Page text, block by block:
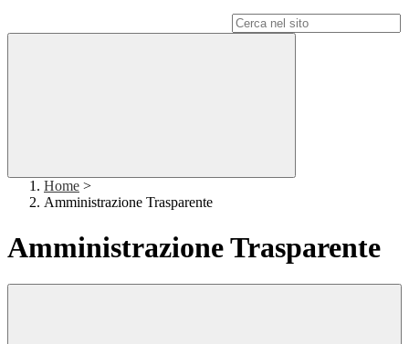
Home >
Amministrazione Trasparente
Amministrazione Trasparente